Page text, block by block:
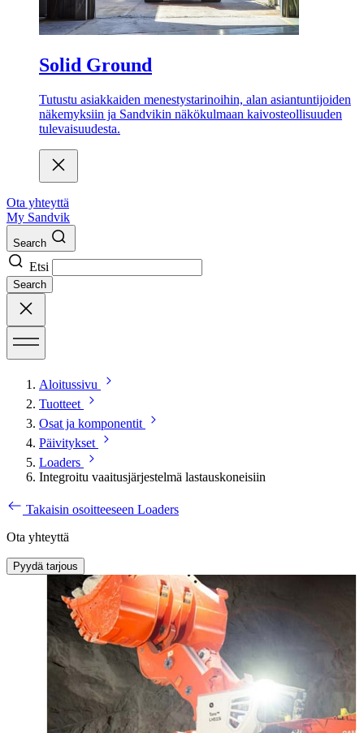
Solid Ground
Tutustu asiakkaiden menestystarinoihin, alan asiantuntijoiden
näkemyksiin ja Sandvikin näkökulmaan kaivosteollisuuden
tulevaisuudesta.
Ota yhteyttä
My Sandvik
Search
Etsi
Search
Aloitussivu
Tuotteet
Osat ja komponentit
Päivitykset
Loaders
Integroitu vaaitusjärjestelmä lastauskoneisiin
Takaisin osoitteeseen Loaders
Ota yhteyttä
Pyydä tarjous